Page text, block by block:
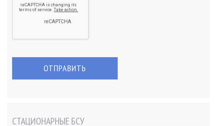
СТАЦИОНАРНЫЕ БСУ